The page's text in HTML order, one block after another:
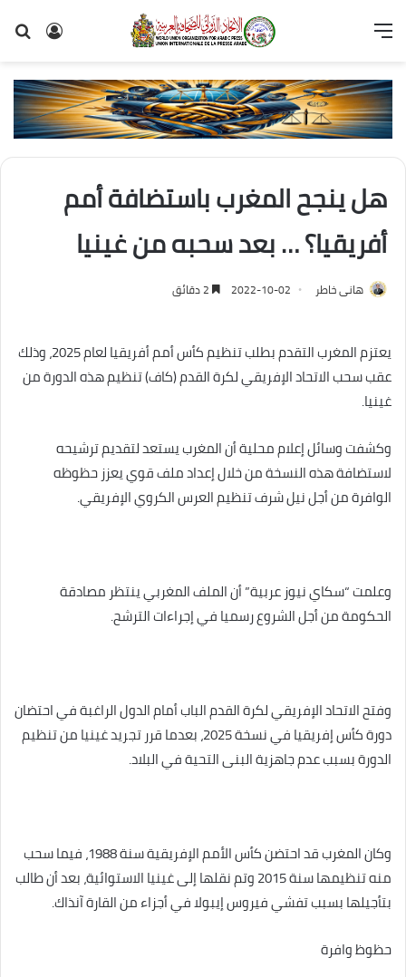
تسجيل
القائمة
هل ينجح المغرب باستضافة أمم
أفريقيا؟ … بعد سحبه من غينيا
هانى خاطر 2022-10-02
يعتزم المغرب التقدم بطلب تنظيم كأس أمم أفريقيا لعام 2025، وذلك
عقب سحب الاتحاد الإفريقي لكرة القدم (كاف) تنظيم هذه الدورة من
غينيا.
وكشفت وسائل إعلام محلية أن المغرب يستعد لتقديم ترشيحه
لاستضافة هذه النسخة من خلال إعداد ملف قوي يعزز حظوظه
الوافرة من أجل نيل شرف تنظيم العرس الكروي الإفريقي.
وعلمت “سكاي نيوز عربية” أن الملف المغربي ينتظر مصادقة
الحكومة من أجل الشروع رسميا في إجراءات الترشح.
وفتح الاتحاد الإفريقي لكرة القدم الباب أمام الدول الراغبة في احتضان
دورة كأس إفريقيا في نسخة 2025، بعدما قرر تجريد غينيا من تنظيم
الدورة بسبب عدم جاهزية البنى التحية في البلاد.
وكان المغرب قد احتضن كأس الأمم الإفريقية سنة 1988، فيما سحب
منه تنظيمها سنة 2015 وتم نقلها إلى غينيا الاستوائية، بعد أن طالب
بتأجيلها بسبب تفشي فيروس إيبولا في أجزاء من القارة آنذاك.
حظوظ وافرة